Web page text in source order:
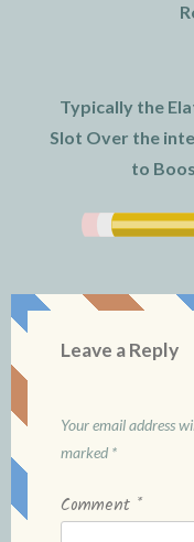
Typically the
Slot Over the
to
Leave a Reply
Your email address
marked *
Comment *